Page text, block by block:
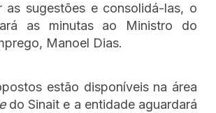
as sugestões e consolidá-las, o
as minutas ao Ministro do
Manoel Dias.
estão disponíveis na área
do Sinait e a entidade aguardará